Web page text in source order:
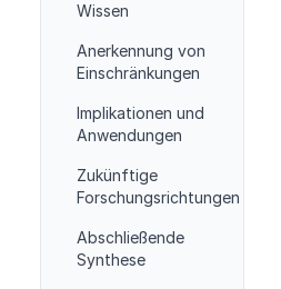
Wissen
Anerkennung von
Einschränkungen
Implikationen und
Anwendungen
Zukünftige
Forschungsrichtungen
Abschließende
Synthese